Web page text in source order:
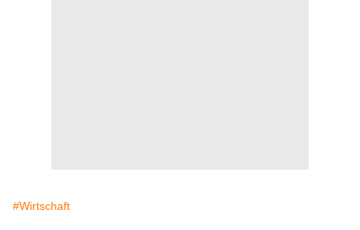
#Wirtschaft